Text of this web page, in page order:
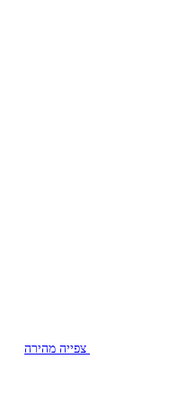
צפייה מהירה